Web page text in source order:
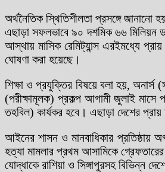
অর্থনৈতিক স্থিতিশীলতা প্রসঙ্গে
এছাড়া সফলভাবে ৯০ দশমিক ৬৬ মিলিয়ন
আস্থায় মাসিক রেমিট্যান্স এরইমধ্যে
ঘোষণা করা হয়েছে।
শিক্ষা ও প্রযুক্তির বিষয়ে বলা হয়, অনার্স
(পরীক্ষামূলক) প্রকল্প আগামী জুলাই
তহবিল) কার্যকর হবে। এছাড়া দেশের প্রায়
আইনের শাসন ও মানবাধিকার প্রতিষ্ঠায়
হত্যা মামলার প্রথম আসামিকে
যোদ্ধাকে রাশিয়া ও সিঙ্গাপুরসহ বিভিন্ন